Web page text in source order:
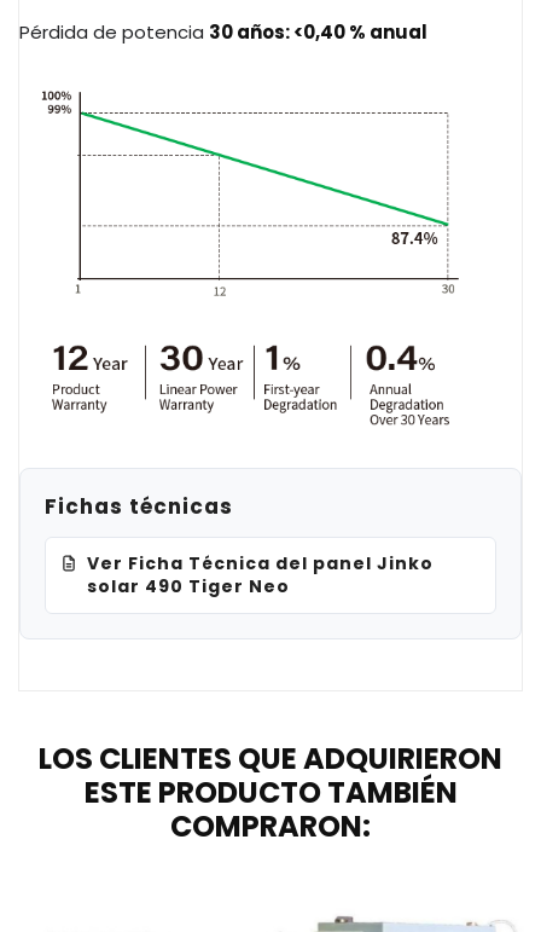
Pérdida de potencia 30 años: <0,40 % anual
Fichas técnicas
Ver Ficha Técnica del panel Jinko
solar 490 Tiger Neo
LOS CLIENTES QUE ADQUIRIERON
ESTE PRODUCTO TAMBIÉN
COMPRARON: